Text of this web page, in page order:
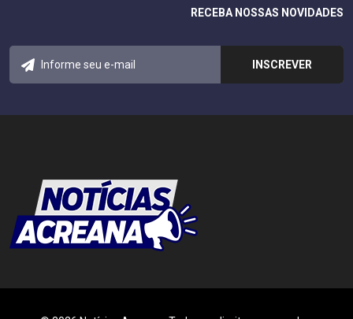
RECEBA NOSSAS NOVIDADES